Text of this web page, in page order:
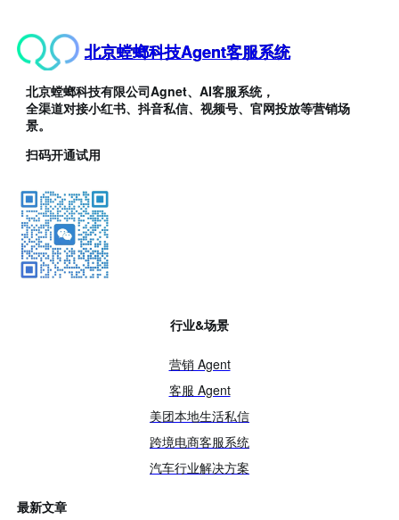
北京螳螂科技Agent客服系统
北京螳螂科技有限公司Agnet、AI客服系统，
全渠道对接小红书、抖音私信、视频号、官网投放等营销场
景。
扫码开通试用
行业&场景
营销 Agent
客服 Agent
美团本地生活私信
跨境电商客服系统
汽车行业解决方案
最新文章